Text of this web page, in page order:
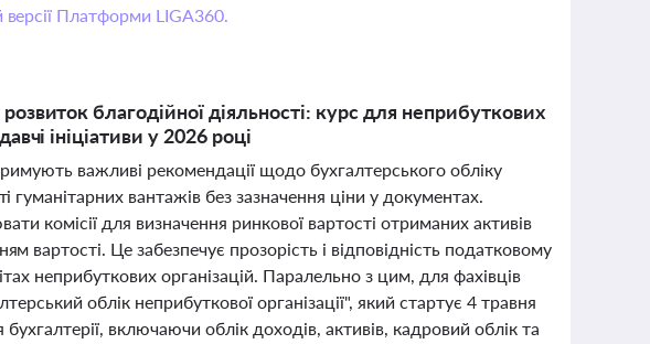
версії Платформи LIGA360.
благодійної діяльності: курс для неприбуткових
ініціативи у 2026 році
важливі рекомендації щодо бухгалтерського обліку
вантажів без зазначення ціни у документах.
комісії для визначення ринкової вартості отриманих активів
Це забезпечує прозорість і відповідність податковому
неприбуткових організацій. Паралельно з цим, для фахівців
облік неприбуткової організації", який стартує 4 травня
включаючи облік доходів, активів, кадровий облік та